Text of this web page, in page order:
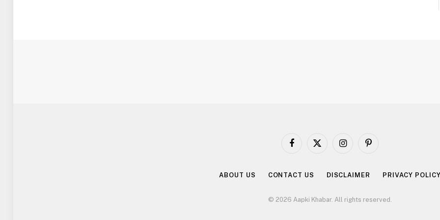
Facebook
X
InstagramPinterest
ABOUT US CONTACT US DISCLAIMER PRIVACY
© 2026 Aapki Khabar. All rights reserved.